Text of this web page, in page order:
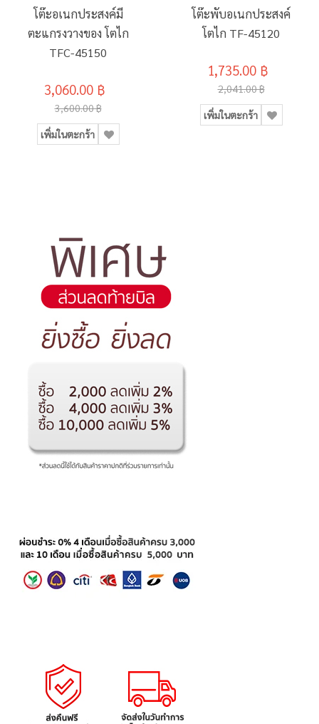
โต๊ะอเนกประสงค์มี
ตะแกรงวางของ โตไก
TFC-45150
3,060.00 ฿
3,600.00 ฿
เพิ่มในตะกร้า
โต๊ะพับอเนกประสงค์
โตไก TF-45120
1,735.00 ฿
2,041.00 ฿
เพิ่มในตะกร้า